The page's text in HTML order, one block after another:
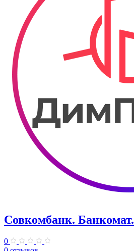
Совкомбанк. Банкомат.
0